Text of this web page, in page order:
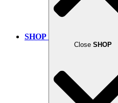
SHOP
Close SHOP